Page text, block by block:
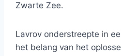
Zwarte Zee.
Lavrov onderstreepte in
het belang van het